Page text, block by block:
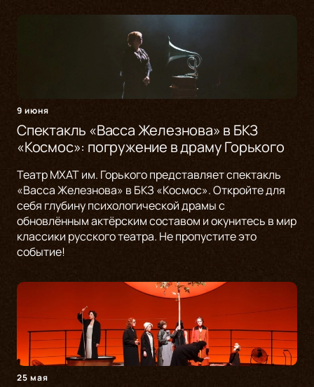
9 июня
Спектакль «Васса Железнова» в БКЗ
«Космос»: погружение в драму Горького
Театр МХАТ им. Горького представляет спектакль
«Васса Железнова» в БКЗ «Космос». Откройте для
себя глубину психологической драмы с
обновлённым актёрским составом и окунитесь в мир
классики русского театра. Не пропустите это
событие!
25 мая